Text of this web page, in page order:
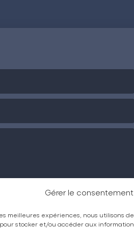
Gérer le consentement
meilleures expériences, nous utilisons
pour stocker et/ou accéder aux